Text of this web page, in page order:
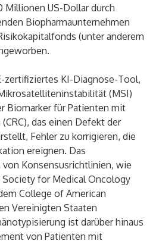
Millionen US-Dollar durch
Biopharmaunternehmen
(unter anderem
zertifiziertes KI-Diagnose-Tool,
(MSI)
Biomarker für Patienten mit
das einen Defekt der
Fehler zu korrigieren, die
ereignen. Das
Konsensusrichtlinien, wie
Society for Medical Oncology
College of American
Vereinigten Staaten
ist darüber hinaus
von Patienten mit